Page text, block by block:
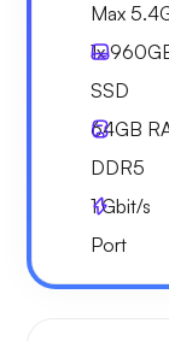
Max
1x
SSD
64GB
DDR5
1Gbit/s
Port